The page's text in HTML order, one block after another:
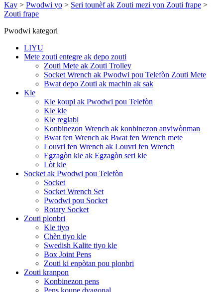
Kay > Pwodwi yo > Seri tounèf ak Zouti mezi yon Zouti frape >
Zouti frape
Pwodwi kategori
LIYU
Mete zouti entegre ak depo zouti
Zouti Mete ak Zouti Trolley
Socket Wrench ak Pwodwi pou Telefòn Zouti Mete
Bwat depo Zouti ak machin ak sak
Kle
Kle koupl ak Pwodwi pou Telefòn
Kle kle
Kle reglabl
Konbinezon Wrench ak konbinezon anviwònman
Bwat fen Wrench ak Bwat fen Wrench mete
Louvri fen Wrench ak Louvri fen Wrench
Egzagòn kle ak Egzagòn seri kle
Lòt kle
Socket ak Pwodwi pou Telefòn
Socket
Socket Wrench Set
Pwodwi pou Socket
Rotary Socket
Zouti plonbri
Kle tiyo
Chèn tiyo kle
Swedish Kalite tiyo kle
Box Joint Pens
Zouti ki enpòtan pou plonbri
Zouti kranpon
Konbinezon pens
Pens koupe dyagonal